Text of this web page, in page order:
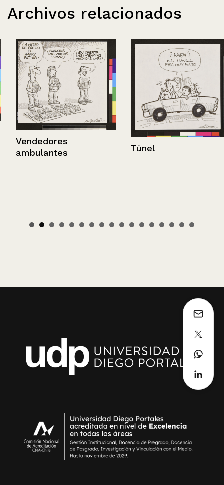
Archivos relacionados
Vendedores
ambulantes
Túnel